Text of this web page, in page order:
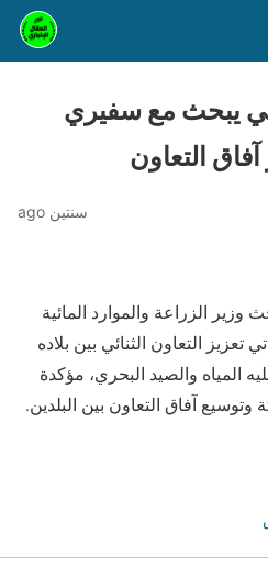
يبحث مع سفيري
آفاق التعاون
سنتين ago
أ/ بحث وزير الزراعة والموارد المائية
تعزيز التعاون الثنائي بين بلاده
المياه والصيد البحري، مؤكدة
آفاق التعاون بين البلدين.